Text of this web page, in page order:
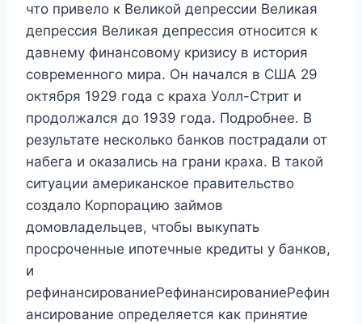
что привело к Великой депрессии Великая
депрессия Великая депрессия относится к
давнему финансовому кризису в история
современного мира. Он начался в США 29
октября 1929 года с краха Уолл-Стрит и
продолжался до 1939 года. Подробнее. В
результате несколько банков пострадали от
набега и оказались на грани краха. В такой
ситуации американское правительство
создало Корпорацию займов
домовладельцев, чтобы выкупать
просроченные ипотечные кредиты у банков,
и
рефинансированиеРефинансированиеРефин
ансирование определяется как принятие